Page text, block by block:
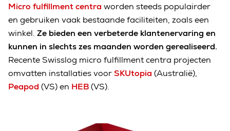
Micro fulfillment centra worden steeds populairder
en gebruiken vaak bestaande faciliteiten, zoals een
winkel. Ze bieden een verbeterde klantenervaring en
kunnen in slechts zes maanden worden gerealiseerd.
Recente Swisslog micro fulfillment centra projecten
omvatten installaties voorSKUtopia (Australië),
Peapod (VS) en HEB(VS).